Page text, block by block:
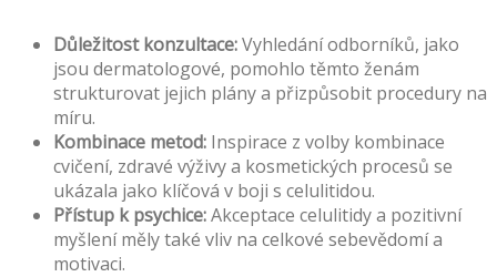
Důležitost konzultace:Vyhledání odborníků, jako
jsou dermatologové, pomohlo těmto ženám
strukturovat jejich plány a přizpůsobit procedury na
míru.
Kombinace metod: Inspirace z volby kombinace
cvičení, zdravé výživy a kosmetických procesů se
ukázala jako klíčová v boji s celulitidou.
Přístup k psychice:Akceptace celulitidy a pozitivní
myšlení měly také vliv na celkové sebevědomí a
motivaci.